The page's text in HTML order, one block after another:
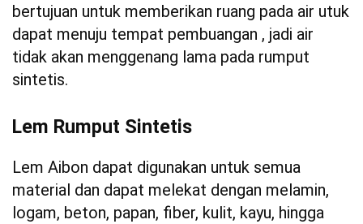
bertujuan untuk memberikan ruang pada air utuk
dapat menuju tempat pembuangan , jadi air
tidak akan menggenang lama pada rumput
sintetis.
Lem Rumput Sintetis
Lem Aibon dapat digunakan untuk semua
material dan dapat melekat dengan melamin,
logam, beton, papan, fiber, kulit, kayu, hingga